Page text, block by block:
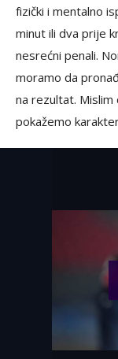
fizički i mentalno
minut ili dva prije
nesrećni penali.
moramo da
na rezultat. Mislim
pokažemo